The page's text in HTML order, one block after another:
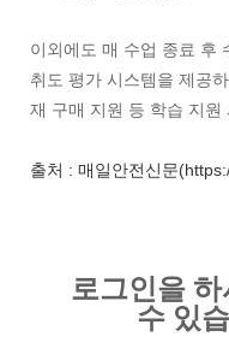
이외에도 매 수업 종료 후
취도 평가 시스템을 제공
재 구매 지원 등 학습 지원
출처 : 매일안전신문